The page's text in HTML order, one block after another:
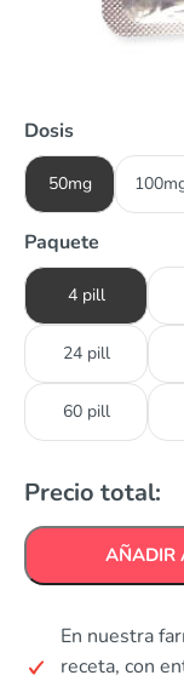
Dosis
50mg
Paquete
4 pill
24 pill
60 pill
Precio total:
AÑADIR
En nuestra
receta, con